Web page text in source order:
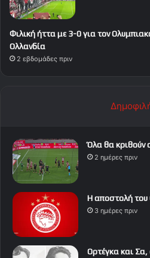
Φιλική ήττα με 3-0 για τον
Ολλανδία
2 εβδομάδες πριν
Όλα θα κριθούν
2 ημέρες πριν
Η αποστολή του
3 ημέρες πριν
Ορτέγκα και Σα,